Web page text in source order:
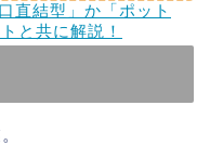
直結型」か「ポット
と共に解説！